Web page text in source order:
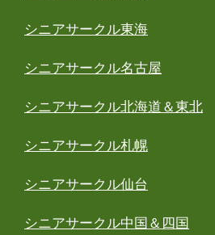
シニアサークル東海
シニアサークル名古屋
シニアサークル北海道＆東北
シニアサークル札幌
シニアサークル仙台
シニアサークル中国＆四国